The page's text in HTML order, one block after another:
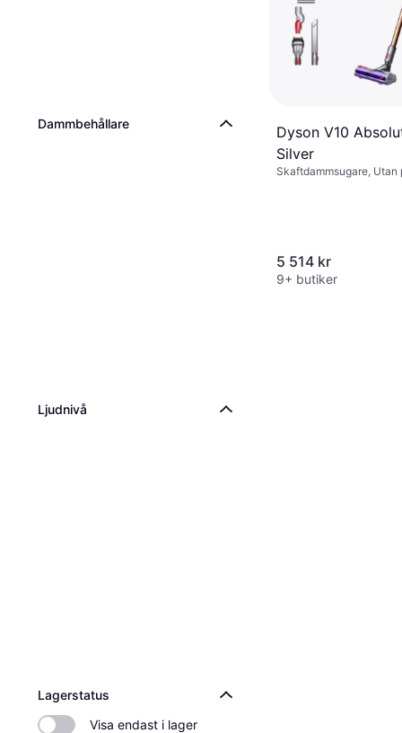
Dammbehållare
Ljudnivå
Lagerstatus
Visa endast i lager
Dyson V10
Silver
Skaftdammsugare, Utan
5 514 kr
9+ butiker